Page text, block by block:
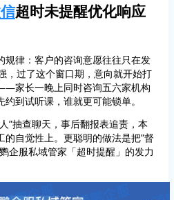
超时未提醒优化响应
规律：客户的咨询意愿往往只在发
，过了这个窗口期，意向就开始打
家长一晚上同时咨询五六家机构
到试听课，谁就更可能锁单。
”抽查聊天，事后翻报表追责，本
的自觉性上。更聪明的做法是把”督
企服私域管家「超时提醒」的发力